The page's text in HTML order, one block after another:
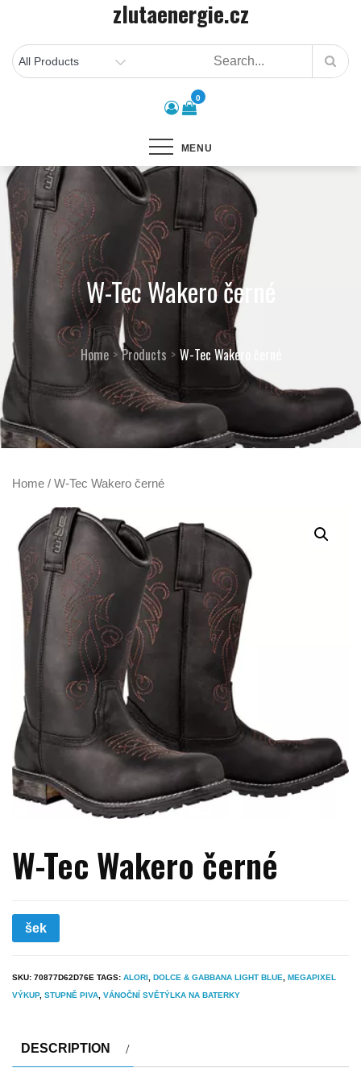
content
zlutaenergie.cz
0
MENU
W-Tec Wakero černé
Home Products W-Tec Wakero černé
Home / W-Tec Wakero černé
W-Tec Wakero černé
šek
SKU: 70877D62D76E TAGS: ALORI , DOLCE & GABBANA LIGHT BLUE, MEGAPIXEL
VÝKUP, STUPNĚ PIVA, VÁNOČNÍ SVĚTÝLKA NA BATERKY
DESCRIPTION